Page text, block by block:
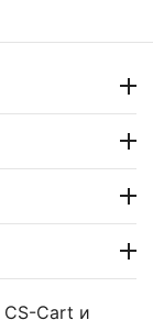
CS-Cart и